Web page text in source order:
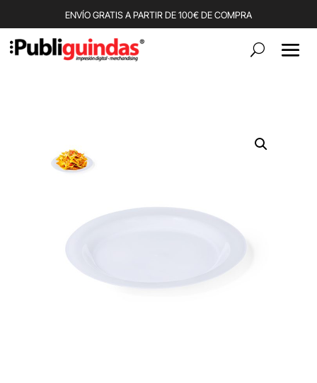
ENVÍO GRATIS A PARTIR DE 100€ DE COMPRA